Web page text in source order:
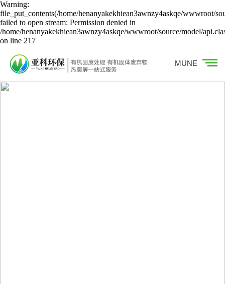
Warning:
file_put_contents(/home/henanyakekhiean3awnzy4askqe/wwwroot/
failed to open stream: Permission denied in
/home/henanyakekhiean3awnzy4askqe/wwwroot/source/model/
on line 217
MUNE